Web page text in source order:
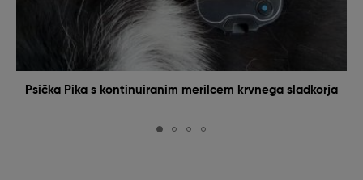
Psička Pika s kontinuiranim merilcem krvnega sladkorja